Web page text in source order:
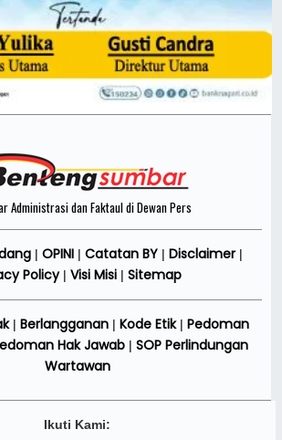
Administrasi dan Faktaul di Dewan Pers
| OPINI Catatan BY| Disclaimer|
Policy| Visi Misi Sitemap
| Berlangganan| Kode Etik| Pedoman
Hak Jawab| SOP Perlindungan
Wartawan
Ikuti Kami: